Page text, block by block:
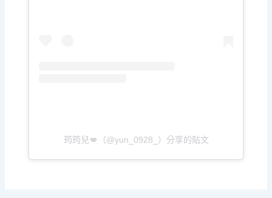
筠筠兒💋（@yun_0928_）分享的貼文